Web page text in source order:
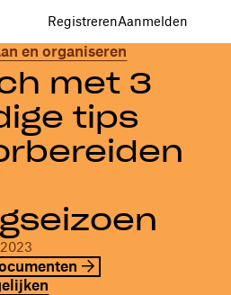
RegistrerenAanmelden
en organiseren
met 3
tips